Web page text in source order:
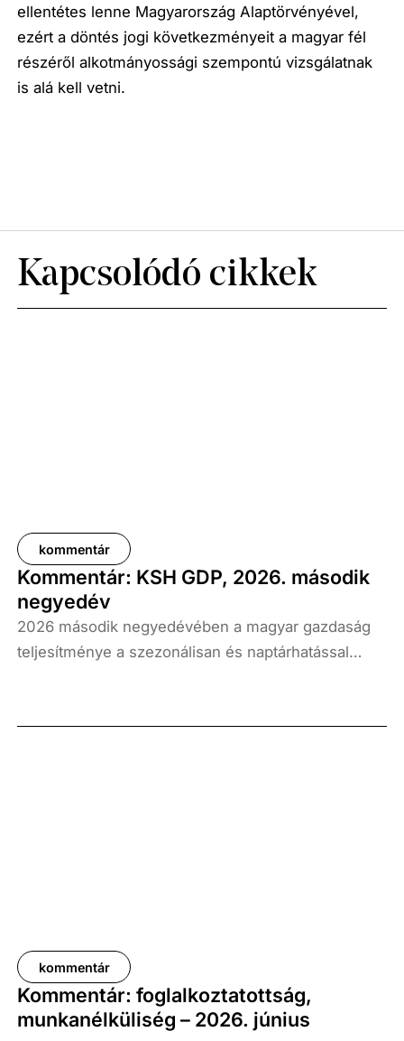
ellentétes lenne Magyarország Alaptörvényével,
ezért a döntés jogi következményeit a magyar fél
részéről alkotmányossági szempontú vizsgálatnak
is alá kell vetni.
Kapcsolódó cikkek
kommentár
Kommentár: KSH GDP, 2026. második
negyedév
2026 második negyedévében a magyar gazdaság
teljesítménye a szezonálisan és naptárhatással
százalékkal, míg az előző negyedévhez képest 0,4
kommentár
Kommentár: foglalkoztatottság,
munkanélküliség – 2026. június